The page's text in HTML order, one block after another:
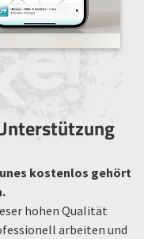
kostenlos gehört
hohen Qualität
arbeiten und